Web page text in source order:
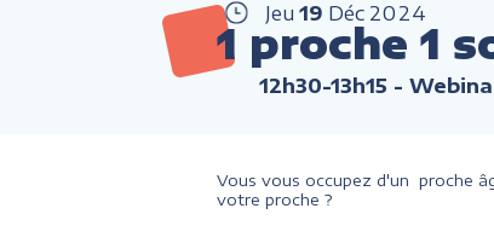
Jeu 19 Déc 2024
1 proche 1
12h30-13h15 -
Vous vous occupez d'un proche
votre proche ?